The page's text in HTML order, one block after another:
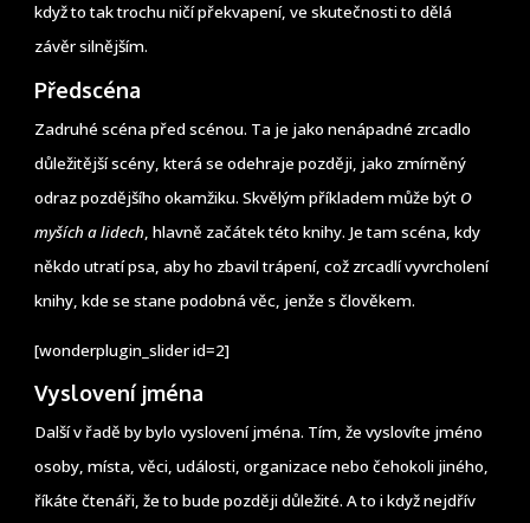
když to tak trochu ničí překvapení, ve skutečnosti to dělá
závěr silnějším.
Předscéna
Zadruhé scéna před scénou. Ta je jako nenápadné zrcadlo
důležitější scény, která se odehraje později, jako zmírněný
odraz pozdějšího okamžiku. Skvělým příkladem může být O
myších a lidech , hlavně začátek této knihy. Je tam scéna, kdy
někdo utratí psa, aby ho zbavil trápení, což zrcadlí vyvrcholení
knihy, kde se stane podobná věc, jenže s člověkem.
[wonderplugin_slider id=2]
Vyslovení jména
Další v řadě by bylo vyslovení jména. Tím, že vyslovíte jméno
osoby, místa, věci, události, organizace nebo čehokoli jiného,
říkáte čtenáři, že to bude později důležité. A to i když nejdřív